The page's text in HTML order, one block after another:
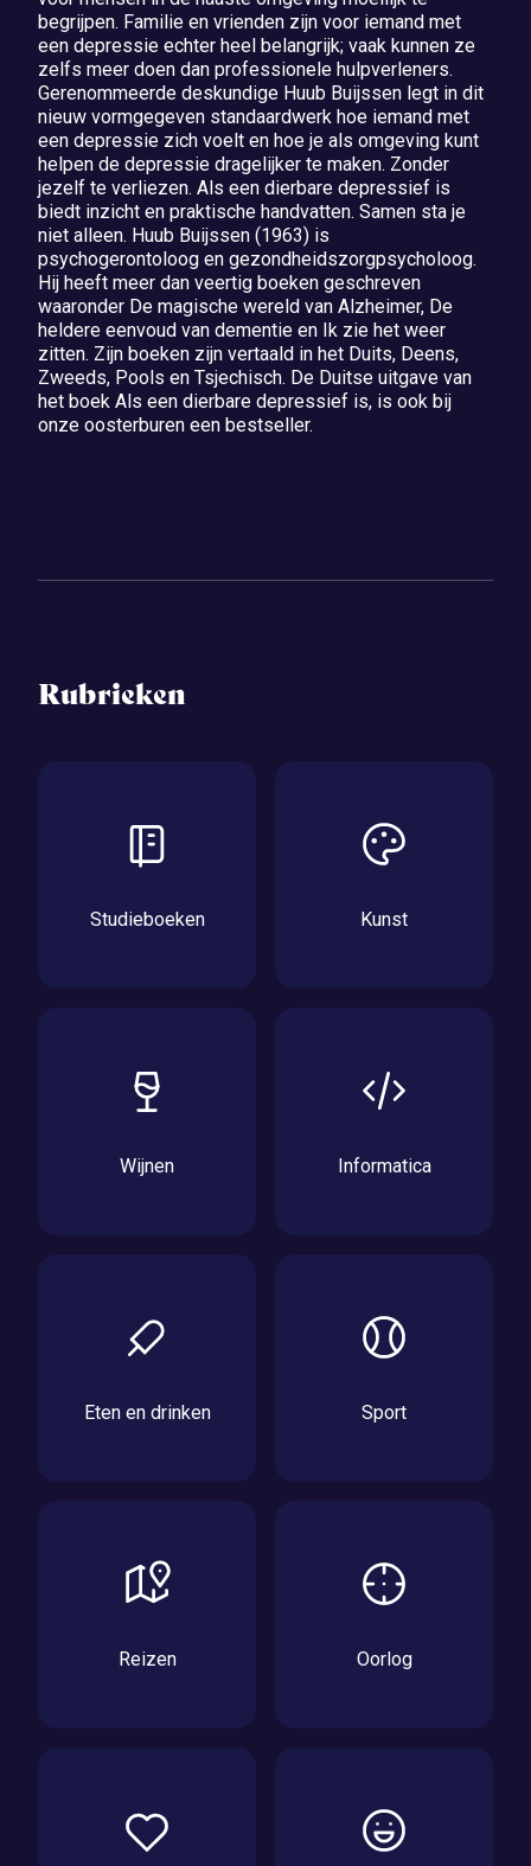
begrijpen. Familie en vrienden zijn voor iemand met
een depressie echter heel belangrijk; vaak kunnen ze
zelfs meer doen dan professionele hulpverleners.
Gerenommeerde deskundige Huub Buijssen legt in dit
nieuw vormgegeven standaardwerk hoe iemand met
een depressie zich voelt en hoe je als omgeving kunt
helpen de depressie dragelijker te maken. Zonder
jezelf te verliezen. Als een dierbare depressief is
biedt inzicht en praktische handvatten. Samen sta je
niet alleen. Huub Buijssen (1963) is
psychogerontoloog en gezondheidszorgpsycholoog.
Hij heeft meer dan veertig boeken geschreven
waaronder De magische wereld van Alzheimer, De
heldere eenvoud van dementie en Ik zie het weer
zitten. Zijn boeken zijn vertaald in het Duits, Deens,
Zweeds, Pools en Tsjechisch. De Duitse uitgave van
het boek Als een dierbare depressief is, is ook bij
onze oosterburen een bestseller.
Rubrieken
Studieboeken Kunst
Wijnen Informatica
Eten en drinken Sport
Reizen Oorlog